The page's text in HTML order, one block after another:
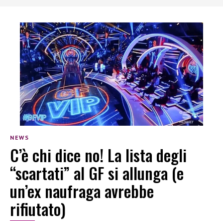
NEWS
C’è chi dice no! La lista degli
“scartati” al GF si allunga (e
un’ex naufraga avrebbe
rifiutato)